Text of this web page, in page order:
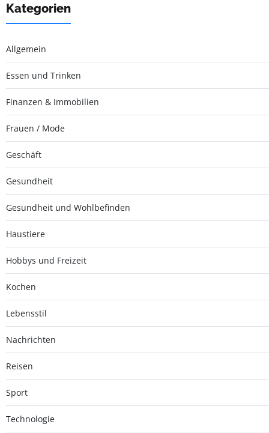
Kategorien
Allgemein
Essen und Trinken
Finanzen & Immobilien
Frauen / Mode
Geschäft
Gesundheit
Gesundheit und Wohlbefinden
Haustiere
Hobbys und Freizeit
Kochen
Lebensstil
Nachrichten
Reisen
Sport
Technologie